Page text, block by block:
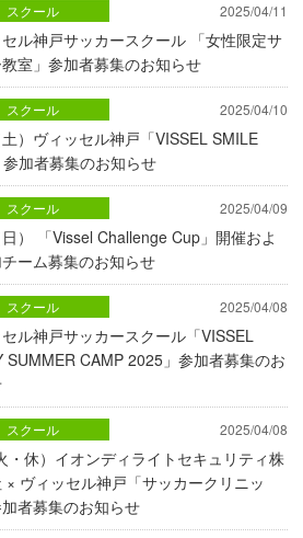
2025/04/11
ル神戸サッカースクール 「女性限定サ
室」参加者募集のお知らせ
スクール
2025/04/10
）ヴィッセル神戸「VISSEL SMILE
加者募集のお知らせ
スクール
2025/04/09
） 「Vissel Challenge Cup」開催およ
ーム募集のお知らせ
スクール
2025/04/08
ル神戸サッカースクール「VISSEL
SUMMER CAMP 2025」参加者募集のお
スクール
2025/04/08
・休）イオンディライトセキュリティ株
× ヴィッセル神戸「サッカークリニッ
者募集のお知らせ
スクール